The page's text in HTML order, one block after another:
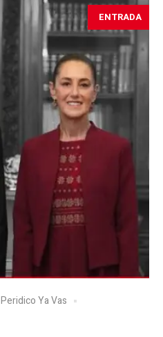
ENTRADA
Peridico Ya Vas